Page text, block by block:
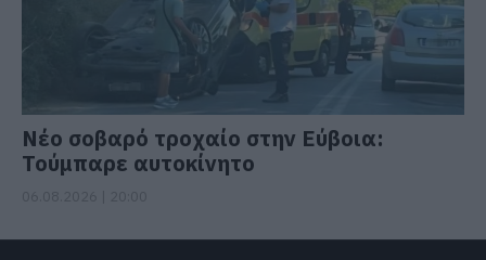
Νέο σοβαρό τροχαίο στην Εύβοια:
Τούμπαρε αυτοκίνητο